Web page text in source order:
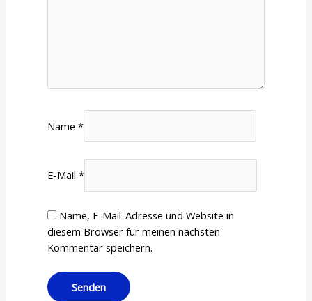
Name*
E-Mail*
Name, E-Mail-Adresse und Website in
diesem Browser für meinen nächsten
Kommentar speichern.